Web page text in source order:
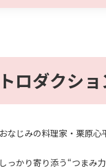
ロダクシ
じみの料理家・栗原心
っかり寄り添う“つまみ